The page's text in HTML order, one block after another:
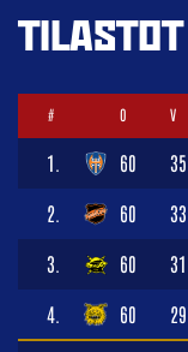
TILASTOT
# O V
1. 60 35
2. 60 33
3. 60 31
4. 60 29